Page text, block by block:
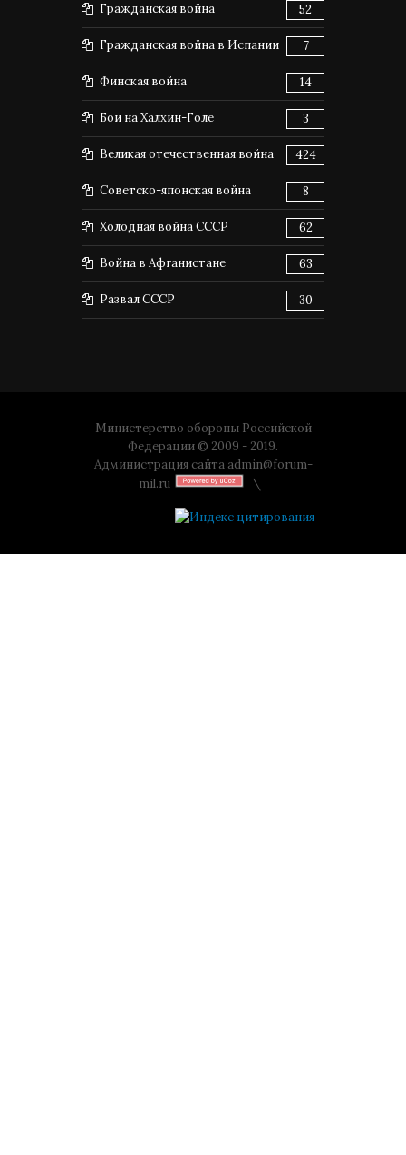
Гражданская война 52
Гражданская война в Испании 7
Финская война 14
Бои на Халхин-Голе 3
Великая отечественная война 424
Советско-японская война 8
Холодная война СССР 62
Война в Афганистане 63
Развал СССР 30
Министерство обороны Российской
Федерации © 2009 - 2019.
Администрация сайта admin@forum-
mil.ru